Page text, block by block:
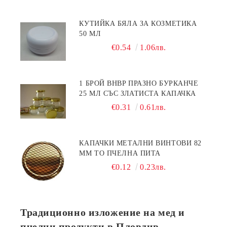
КУТИЙКА БЯЛА ЗА КОЗМЕТИКА
50 МЛ
€0.54 1.06лв.
1 БРОЙ BHBP ПРАЗНО БУРКАНЧЕ
25 МЛ СЪС ЗЛАТИСТА КАПАЧКА
€0.31 0.61лв.
КАПАЧКИ МЕТАЛНИ ВИНТОВИ 82
ММ ТО ПЧЕЛНА ПИТА
€0.12 0.23лв.
Традиционно изложение на мед и